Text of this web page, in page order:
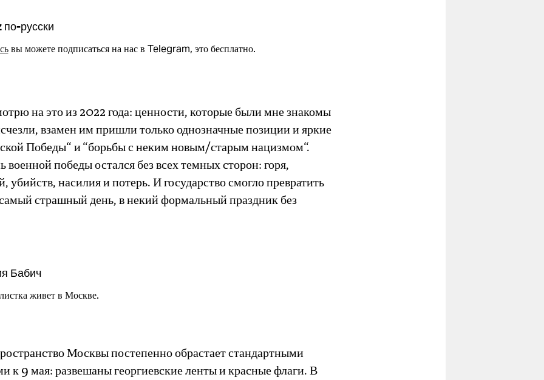
по-русски
вы можете подписаться на нас в Telegram, это бесплатно.
на это из 2022 года: ценности, которые были мне знакомы
взамен им пришли только однозначные позиции и яркие
Победы“ и “борьбы с неким новым/старым нацизмом“.
военной победы остался без всех темных сторон: горя,
убийств, насилия и потерь. И государство смогло превратить
страшный день, в некий формальный праздник без
Бабич
живет в Москве.
Москвы постепенно обрастает стандартными
к 9 мая: развешаны георгиевские ленты и красные флаги. В